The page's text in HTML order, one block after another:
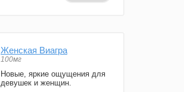
Женская Виагра
100мг
Новые, яркие ощущения для
девушек и женщин.